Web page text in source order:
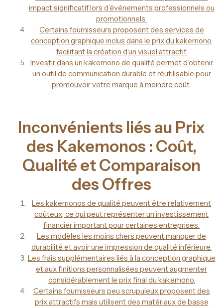
impact significatif lors d’événements professionnels ou
promotionnels.
Certains fournisseurs proposent des services de
conception graphique inclus dans le prix du kakemono,
facilitant la création d’un visuel attractif.
Investir dans un kakemono de qualité permet d’obtenir
un outil de communication durable et réutilisable pour
promouvoir votre marque à moindre coût.
Inconvénients liés au Prix
des Kakemonos : Coût,
Qualité et Comparaison
des Offres
Les kakemonos de qualité peuvent être relativement
coûteux, ce qui peut représenter un investissement
financier important pour certaines entreprises.
Les modèles les moins chers peuvent manquer de
durabilité et avoir une impression de qualité inférieure.
Les frais supplémentaires liés à la conception graphique
et aux finitions personnalisées peuvent augmenter
considérablement le prix final du kakemono.
Certains fournisseurs peu scrupuleux proposent des
prix attractifs mais utilisent des matériaux de basse